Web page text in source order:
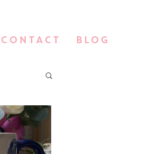
CONTACT BLOG